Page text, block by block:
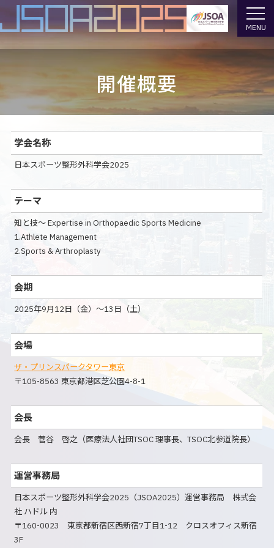
MENU
開催概要
学会名称
日本スポーツ整形外科学会2025
テーマ
知と技～ Expertise in Orthopaedic Sports Medicine
1.Athlete Management
2.Sports & Arthroplasty
会期
2025年9月12日（金）～13日（土）
会場
ザ・プリンスパークタワー東京
〒105-8563 東京都港区芝公園4-8-1
会長
会長 菅谷 啓之（医療法人社団TSOC 理事長、TSOC北参道院長）
運営事務局
日本スポーツ整形外科学会2025（JSOA2025）運営事務局 株式会
社 ハドル 内
〒160-0023 東京都新宿区西新宿7丁目1-12 クロスオフィス新宿
3F